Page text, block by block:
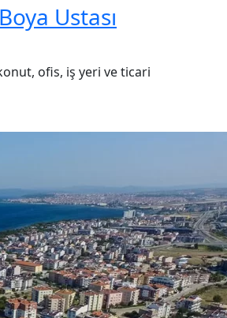
Ustası
ofis, iş yeri ve ticari